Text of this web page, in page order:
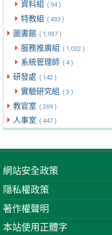
資料組 ( 94 )
特教組 ( 433 )
圖書館 ( 1,937 )
服務推廣組 ( 1,032 )
系統管理師 ( 4 )
研發處 ( 142 )
實驗研究組 ( 3 )
教官室 ( 269 )
人事室 ( 447 )
網站安全政策
隱私權政策
著作權聲明
本站使用正體字